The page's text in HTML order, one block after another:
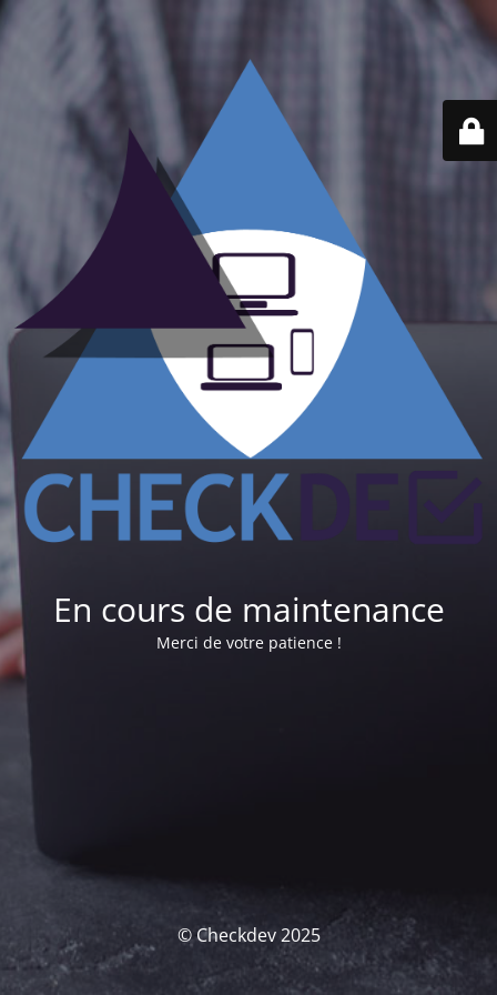
En cours de maintenance
Merci de votre patience !
© Checkdev 2025